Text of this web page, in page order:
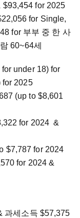
$93,454 for 2025
for Single,
for 부부 중 한 사
람 60~64세
under 18) for
for 2025
(up to $8,601
for 2024 &
$7,787 for 2024
for 2024 &
과세소득 $57,375